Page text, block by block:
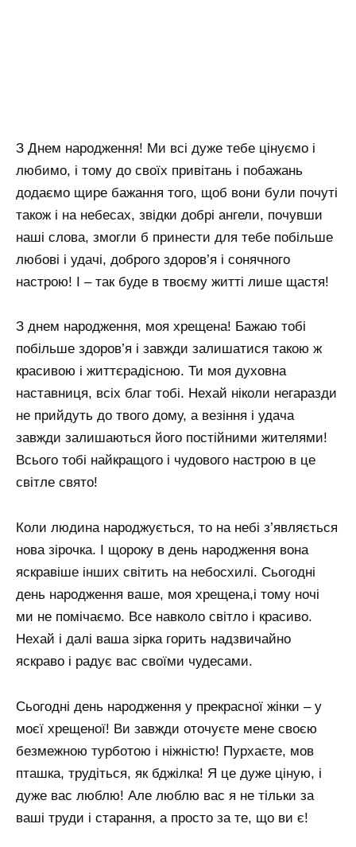
З Днем народження! Ми всі дуже тебе цінуємо і
любимо, і тому до своїх привітань і побажань
додаємо щире бажання того, щоб вони були почуті
також і на небесах, звідки добрі ангели, почувши
наші слова, змогли б принести для тебе побільше
любові і удачі, доброго здоров’я і сонячного
настрою! І – так буде в твоєму житті лише щастя!
З днем ​​народження, моя хрещена! Бажаю тобі
побільше здоров’я і завжди залишатися такою ж
красивою і життєрадісною. Ти моя духовна
наставниця, всіх благ тобі. Нехай ніколи негаразди
не прийдуть до твого дому, а везіння і удача
завжди залишаються його постійними жителями!
Всього тобі найкращого і чудового настрою в це
світле свято!
Коли людина народжується, то на небі з’являється
нова зірочка. І щороку в день народження вона
яскравіше інших світить на небосхилі. Сьогодні
день народження ваше, моя хрещена,і тому ночі
ми не помічаємо. Все навколо світло і красиво.
Нехай і далі ваша зірка горить надзвичайно
яскраво і радує вас своїми чудесами.
Сьогодні день народження у прекрасної жінки – у
моєї хрещеної! Ви завжди оточуєте мене своєю
безмежною турботою і ніжністю! Пурхаєте, мов
пташка, трудіться, як бджілка! Я це дуже ціную, і
дуже вас люблю! Але люблю вас я не тільки за
ваші труди і старання, а просто за те, що ви є!